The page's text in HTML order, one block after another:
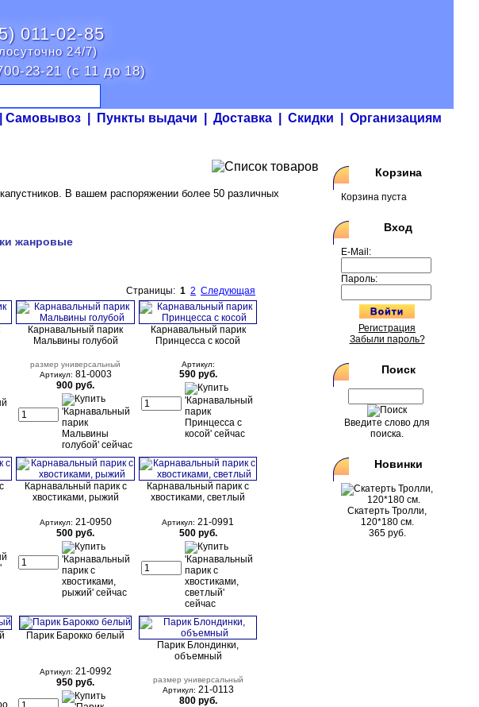
011-02-85
24/7)
23-21 (с 11 до 18)
Самовывоз Пункты выдачи Доставка Скидки Организациям
В вашем распоряжении более 50 различных
жанровые
Страницы: 1 2 Следующая
Карнавальный парик
Мальвины голубой
размер универсальный
Артикул: 81-0003
900 руб.
Карнавальный парик
Принцесса с косой
Артикул:
590 руб.
Карнавальный парик с
хвостиками, рыжий
Артикул: 21-0950
500 руб.
Карнавальный парик с
хвостиками, светлый
Артикул: 21-0991
500 руб.
Парик Барокко белый
Артикул: 21-0992
950 руб.
Парик Блондинки,
объемный
размер универсальный
Артикул: 21-0113
800 руб.
Корзина
Корзина пуста
Вход
E-Mail:
Пароль:
Регистрация
Забыли пароль?
Поиск
Введите слово для
поиска.
Новинки
Скатерть Тролли,
120*180 см.
365 руб.